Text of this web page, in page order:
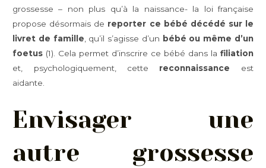
grossesse – non plus qu’à la naissance- la loi française
propose désormais de reporter ce bébé décédé sur le
livret de famille , qu’il s’agisse d’un bébé ou même d’un
foetus (1). Cela permet d’inscrire ce bébé dans la filiation
et, psychologiquement, cette reconnaissance est
aidante.
Envisager une
autre grossesse